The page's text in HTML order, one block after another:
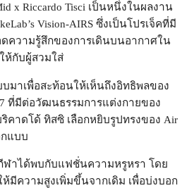
x Riccardo Tisci เป็นหนึ่งในผลงาน
Vision-AIRS ซึ่งเป็นโปรเจ็คที่มี
ความรู้สึกของการเดินบนอากาศใน
ห้กับผู้สวมใส่
บมาเพื่อสะท้อนให้เห็นถึงอิทธิพลของ
ที่มีต่อวัฒนธรรมการแต่งกายของ
คาดโด้ ทิสซิ เลือกหยิบรูปทรงของ Air
กแบบ
กีฬาได้พบกับแฟชั่นความหรูหรา โดย
มีความสูงเพิ่มขึ้นจากเดิม เพื่อบ่งบอก